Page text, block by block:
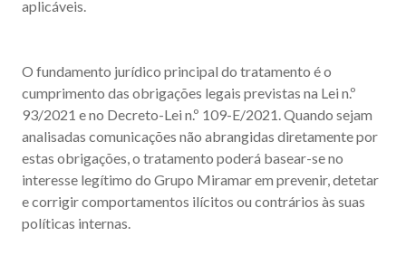
aplicáveis.
O fundamento jurídico principal do tratamento é o
cumprimento das obrigações legais previstas na Lei n.º
93/2021 e no Decreto-Lei n.º 109-E/2021. Quando sejam
analisadas comunicações não abrangidas diretamente por
estas obrigações, o tratamento poderá basear-se no
interesse legítimo do Grupo Miramar em prevenir, detetar
e corrigir comportamentos ilícitos ou contrários às suas
políticas internas.